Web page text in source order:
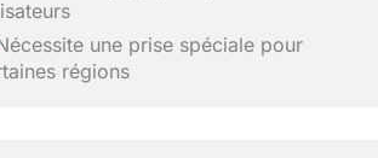
une prise spéciale pour
régions